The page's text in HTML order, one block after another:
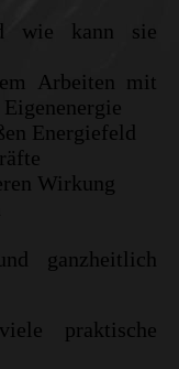
wie kann sie
Arbeiten mit
Energiefeld
Wirkung
ganzheitlich
praktische